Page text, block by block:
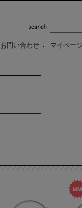
お問い合わせ マイペー